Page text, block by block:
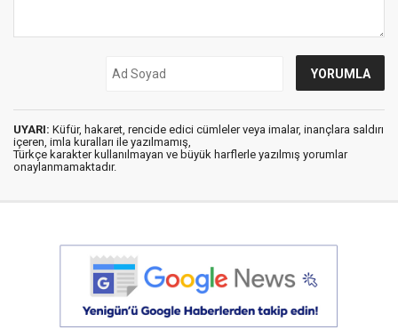
UYARI: Küfür, hakaret, rencide edici cümleler veya imalar, inançlara saldırı
içeren, imla kuralları ile yazılmamış,
Türkçe karakter kullanılmayan ve büyük harflerle yazılmış yorumlar
onaylanmamaktadır.